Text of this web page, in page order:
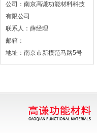
公司：南京高谦功能材料科技
有限公司
联系人：薛经理
邮箱：
地址：南京市新模范马路5号